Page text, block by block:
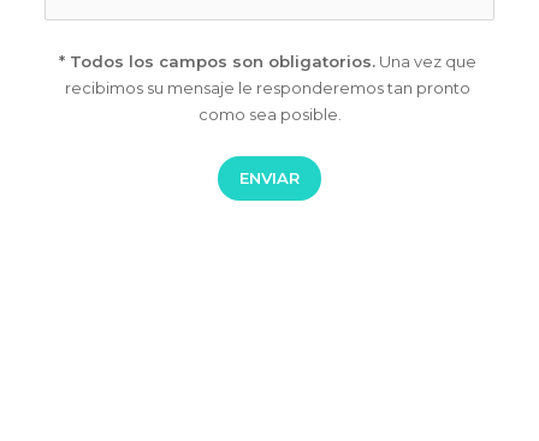
* Todos los campos son obligatorios. Una vez que
recibimos su mensaje le responderemos tan pronto
como sea posible.
ENVIAR